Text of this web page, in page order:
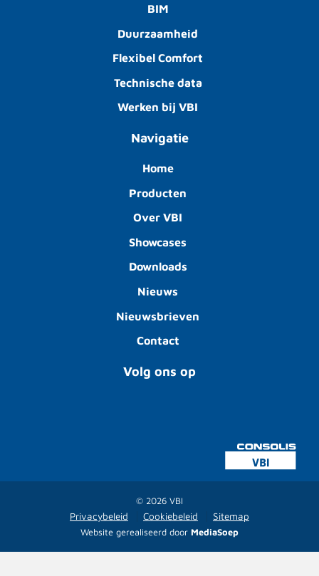
BIM
Duurzaamheid
Flexibel Comfort
Technische data
Werken bij VBI
Navigatie
Home
Producten
Over VBI
Showcases
Downloads
Nieuws
Nieuwsbrieven
Contact
Volg ons op
© 2026 VBI
Privacybeleid Cookiebeleid Sitemap
Website gerealiseerd door MediaSoep